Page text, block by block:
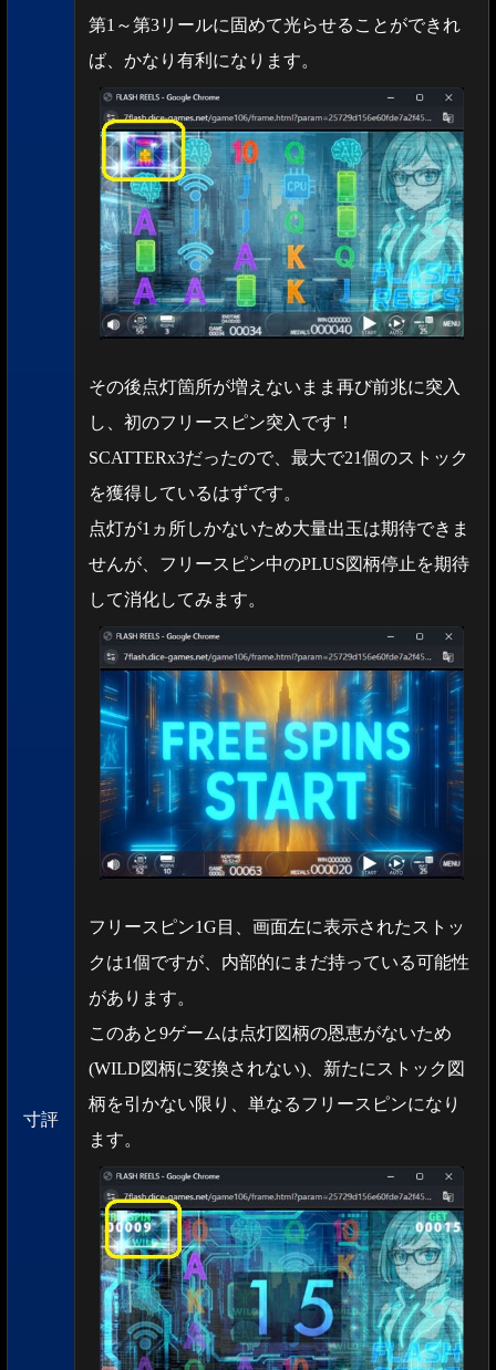
寸評
第1～第3リールに固めて光らせることができれ
ば、かなり有利になります。
その後点灯箇所が増えないまま再び前兆に突入
し、初のフリースピン突入です！
SCATTERx3だったので、最大で21個のストック
を獲得しているはずです。
点灯が1ヵ所しかないため大量出玉は期待できま
せんが、フリースピン中のPLUS図柄停止を期待
して消化してみます。
フリースピン1G目、画面左に表示されたストッ
クは1個ですが、内部的にまだ持っている可能性
があります。
このあと9ゲームは点灯図柄の恩恵がないため
(WILD図柄に変換されない)、新たにストック図
柄を引かない限り、単なるフリースピンになり
ます。